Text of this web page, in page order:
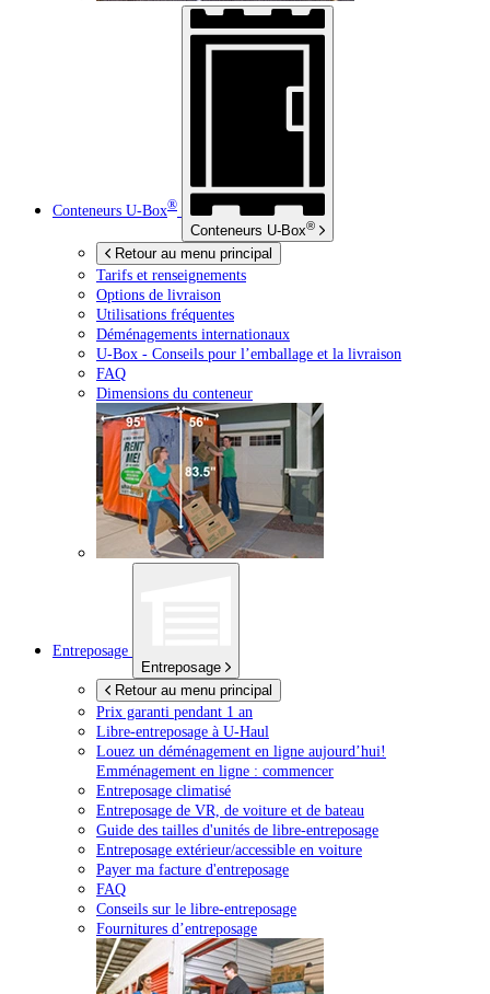
Conteneurs U-Box®
Conteneurs U-Box®
Retour au menu principal
Tarifs et renseignements
Options de livraison
Utilisations fréquentes
Déménagements internationaux
U-Box - Conseils pour l’emballage et la livraison
FAQ
Dimensions du conteneur
Entreposage
Entreposage
Retour au menu principal
Prix garanti pendant 1 an
Libre-entreposage à U-Haul
Louez un déménagement en ligne aujourd’hui!
Emménagement en ligne : commencer
Entreposage climatisé
Entreposage de VR, de voiture et de bateau
Guide des tailles d'unités de libre-entreposage
Entreposage extérieur/accessible en voiture
Payer ma facture d'entreposage
FAQ
Conseils sur le libre-entreposage
Fournitures d’entreposage